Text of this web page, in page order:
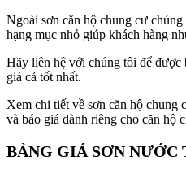
Ngoài sơn căn hộ chung cư
hạng mục nhỏ giúp khách hàng
Hãy liên hệ với chúng tôi để được
giá cả tốt nhất.
Xem chi tiết về sơn căn hộ chung
và báo giá dành riêng cho căn hộ
BẢNG GIÁ SƠN NƯỚC